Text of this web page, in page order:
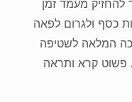
להחזיק מעמד זמן
כסף ולגרום לפאה
המלאה לשטיפה
פשוט קרא ותראה